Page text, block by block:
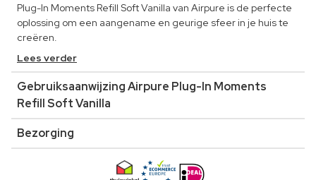
Plug-In Moments Refill Soft Vanilla van Airpure is de perfecte
oplossing om een aangename en geurige sfeer in je huis te
creëren.
Lees verder
Gebruiksaanwijzing Airpure Plug-In Moments
Refill Soft Vanilla
Bezorging